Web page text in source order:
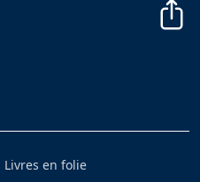
Livres en folie